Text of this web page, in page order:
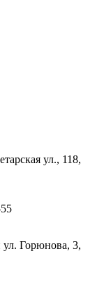
ул., 118,
ул. Горюнова, 3,